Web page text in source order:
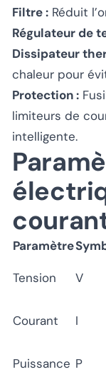
Filtre : Réduit
Régulateur de
Dissipateur
chaleur pour
Protection :
limiteurs de
intelligente.
Paramètre
Tension V
Courant I
Puissance P